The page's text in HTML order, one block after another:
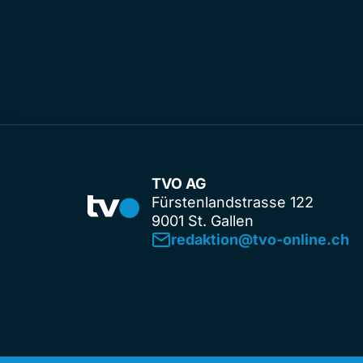
TVO AG
Fürstenlandstrasse 122
9001 St. Gallen
redaktion@tvo-online.ch